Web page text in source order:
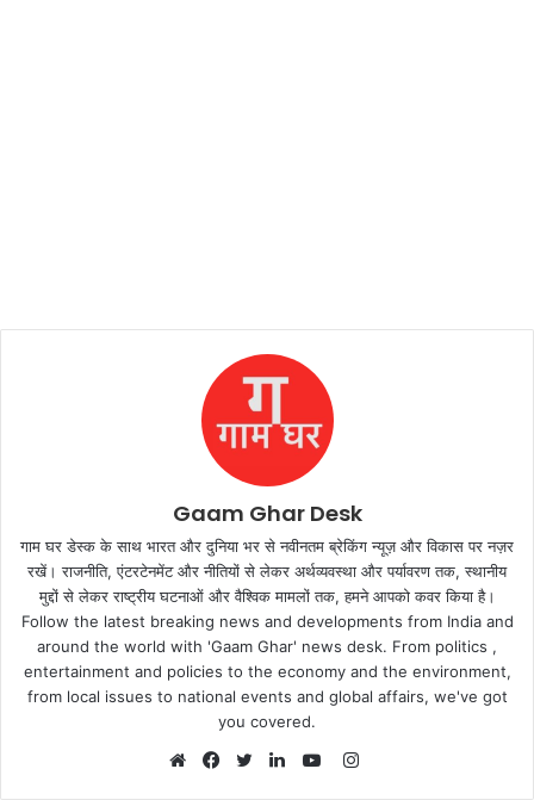
Gaam Ghar Desk
गाम घर डेस्क के साथ भारत और दुनिया भर से नवीनतम ब्रेकिंग न्यूज़ और विकास पर नज़र
रखें। राजनीति, एंटरटेनमेंट और नीतियों से लेकर अर्थव्यवस्था और पर्यावरण तक, स्थानीय
मुद्दों से लेकर राष्ट्रीय घटनाओं और वैश्विक मामलों तक, हमने आपको कवर किया है।
Follow the latest breaking news and developments from India and
around the world with 'Gaam Ghar' news desk. From politics ,
entertainment and policies to the economy and the environment,
from local issues to national events and global affairs, we've got
you covered.
Instagram